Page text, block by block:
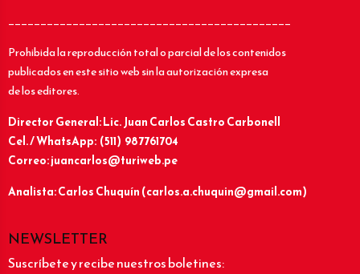
____________________________________________
Prohibida la reproducción total o parcial de los contenidos
publicados en este sitio web sin la autorización expresa
de los editores.
Director General: Lic.Juan Carlos Castro Carbonell
Cel. / WhatsApp: (511) 987761704
Correo: juancarlos@turiweb.pe
Analista: Carlos Chuquín (carlos.a.chuquin@gmail.com)
NEWSLETTER
Suscríbete y recibe nuestros boletines: